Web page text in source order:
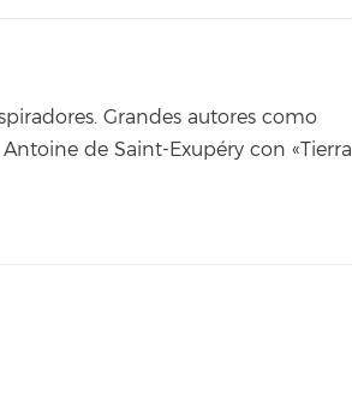
Grandes autores como
de Saint-Exupéry con «Tierra